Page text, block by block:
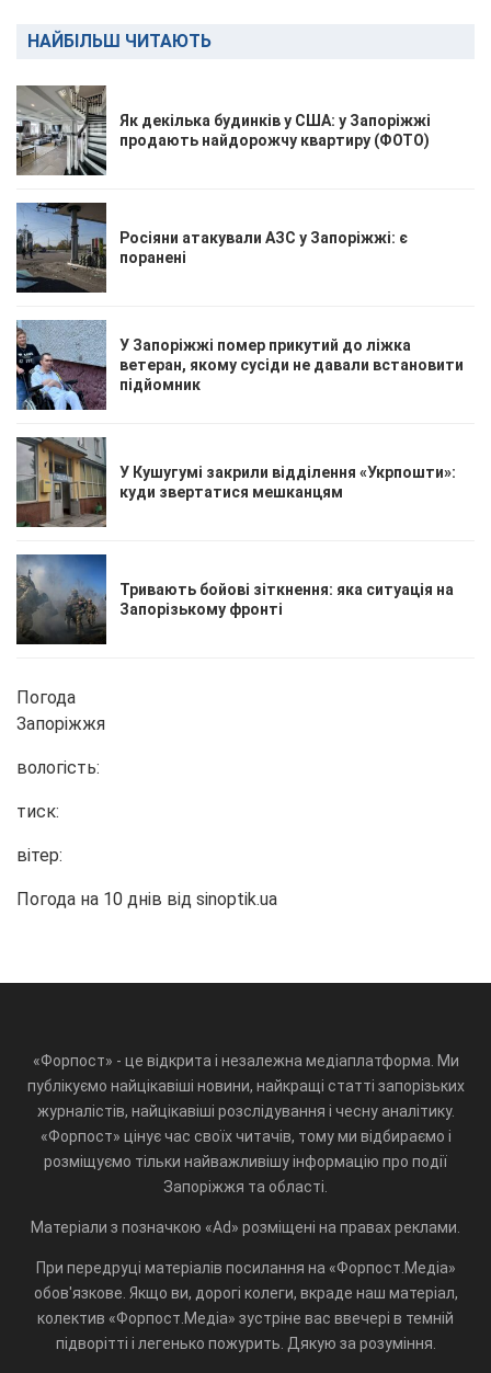
НАЙБІЛЬШ ЧИТАЮТЬ
Як декілька будинків у США: у Запоріжжі
продають найдорожчу квартиру (ФОТО)
Росіяни атакували АЗС у Запоріжжі: є
поранені
У Запоріжжі помер прикутий до ліжка
ветеран, якому сусіди не давали встановити
підйомник
У Кушугумі закрили відділення «Укрпошти»:
куди звертатися мешканцям
Тривають бойові зіткнення: яка ситуація на
Запорізькому фронті
Погода
Запоріжжя
вологість:
тиск:
вітер:
Погода на 10 днів від sinoptik.ua
«Форпост» - це відкрита і незалежна медіаплатформа. Ми
публікуємо найцікавіші новини, найкращі статті запорізьких
журналістів, найцікавіші розслідування і чесну аналітику.
«Форпост» цінує час своїх читачів, тому ми відбираємо і
розміщуємо тільки найважливішу інформацію про події
Запоріжжя та області.
Матеріали з позначкою «Ad» розміщені на правах реклами.
При передруці матеріалів посилання на «Форпост.Медіа»
обов'язкове. Якщо ви, дорогі колеги, вкраде наш матеріал,
колектив «Форпост.Медіа» зустріне вас ввечері в темній
підворітті і легенько пожурить. Дякую за розуміння.